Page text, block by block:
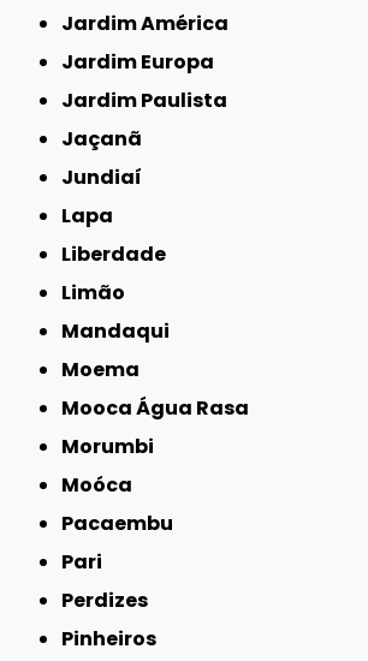
Jardim América
Jardim Europa
Jardim Paulista
Jaçanã
Jundiaí
Lapa
Liberdade
Limão
Mandaqui
Moema
Mooca Água Rasa
Morumbi
Moóca
Pacaembu
Pari
Perdizes
Pinheiros